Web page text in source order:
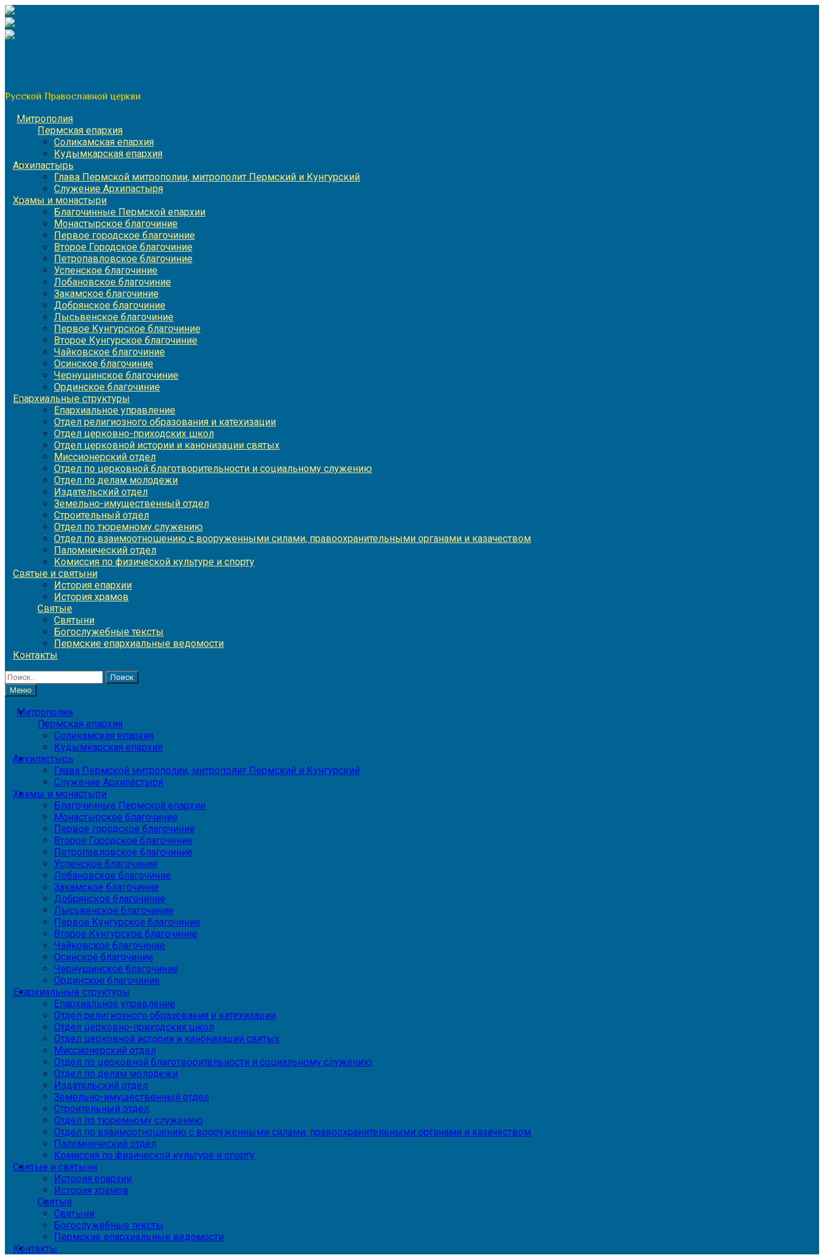
Перейти
к
содержимому
Русской Православной церкви
Митрополия
Пермская епархия
Соликамская епархия
Кудымкарская епархия
Архипастырь
Глава Пермской митрополии, митрополит Пермский и Кунгурский
Служение Архипастыря
Храмы и монастыри
Благочинные Пермской епархии
Монастырское благочиние
Первое городское благочиние
Второе Городское благочиние
Петропавловское благочиние
Успенское благочиние
Лобановское благочиние
Закамское благочиние
Добрянское благочиние
Лысьвенское благочиние
Первое Кунгурское благочиние
Второе Кунгурское благочиние
Чайковское благочиние
Осинское благочиние
Чернушинское благочиние
Ординское благочиние
Епархиальные структуры
Епархиальное управление
Отдел религиозного образования и катехизации
Отдел церковно-приходских школ
Отдел церковной истории и канонизации святых
Миссионерский отдел
Отдел по церковной благотворительности и социальному служению
Отдел по делам молодежи
Издательский отдел
Земельно-имущественный отдел
Строительный отдел
Отдел по тюремному служению
Отдел по взаимоотношению с вооруженными силами, правоохранительными органами и казачеством
Паломнический отдел
Комиссия по физической культуре и спорту
Святые и святыни
История епархии
История храмов
Святые
Святыни
Богослужебные тексты
Пермские епархиальные ведомости
Контакты
Найти:
Меню
Митрополия
Пермская епархия
Соликамская епархия
Кудымкарская епархия
Архипастырь
Глава Пермской митрополии, митрополит Пермский и Кунгурский
Служение Архипастыря
Храмы и монастыри
Благочинные Пермской епархии
Монастырское благочиние
Первое городское благочиние
Второе Городское благочиние
Петропавловское благочиние
Успенское благочиние
Лобановское благочиние
Закамское благочиние
Добрянское благочиние
Лысьвенское благочиние
Первое Кунгурское благочиние
Второе Кунгурское благочиние
Чайковское благочиние
Осинское благочиние
Чернушинское благочиние
Ординское благочиние
Епархиальные структуры
Епархиальное управление
Отдел религиозного образования и катехизации
Отдел церковно-приходских школ
Отдел церковной истории и канонизации святых
Миссионерский отдел
Отдел по церковной благотворительности и социальному служению
Отдел по делам молодежи
Издательский отдел
Земельно-имущественный отдел
Строительный отдел
Отдел по тюремному служению
Отдел по взаимоотношению с вооруженными силами, правоохранительными органами и казачеством
Паломнический отдел
Комиссия по физической культуре и спорту
Святые и святыни
История епархии
История храмов
Святые
Святыни
Богослужебные тексты
Пермские епархиальные ведомости
Контакты